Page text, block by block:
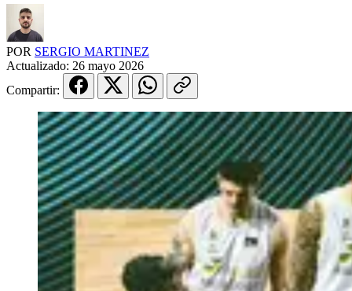
POR SERGIO MARTINEZ
Actualizado: 26 mayo 2026
Compartir: